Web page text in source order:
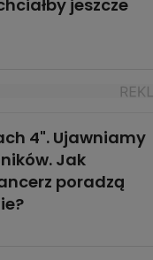
jeszcze
4". Ujawniamy
Jak
poradzą